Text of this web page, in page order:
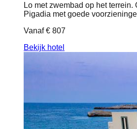
Lo met zwembad op het
Pigadia met goede
Vanaf€ 807
Bekijk hotel